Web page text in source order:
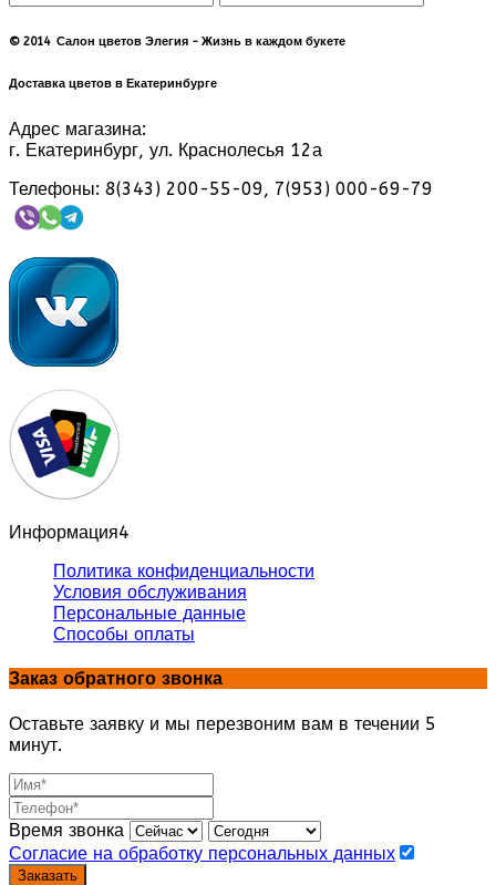
© 2014 Салон цветов Элегия - Жизнь в каждом букете
Доставка цветов в Екатеринбурге
Адрес магазина:
г. Екатеринбург, ул. Краснолесья 12а
Телефоны: 8(343) 200-55-09, 7(953) 000-69-79
Информация4
Политика конфиденциальности
Условия обслуживания
Персональные данные
Способы оплаты
Заказ обратного звонка
Оставьте заявку и мы перезвоним вам в течении 5
минут.
Время звонка
Согласие на обработку персональных данных
Заказать